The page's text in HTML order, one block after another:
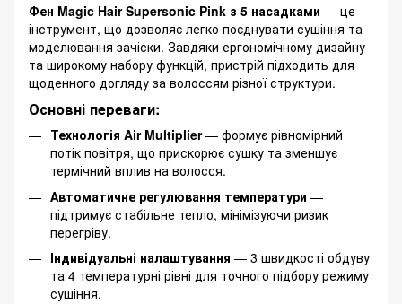
Фен Magic Hair Supersonic Pink з 5 насадками — це
інструмент, що дозволяє легко поєднувати сушіння та
моделювання зачіски. Завдяки ергономічному дизайну
та широкому набору функцій, пристрій підходить для
щоденного догляду за волоссям різної структури.
Основні переваги:
Технологія Air Multiplier— формує рівномірний
потік повітря, що прискорює сушку та зменшує
термічний вплив на волосся.
Автоматичне регулювання температури —
підтримує стабільне тепло, мінімізуючи ризик
перегріву.
Індивідуальні налаштування — 3 швидкості обдуву
та 4 температурні рівні для точного підбору режиму
сушіння.